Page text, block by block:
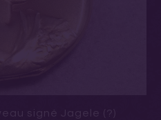
signé Jagele (?)